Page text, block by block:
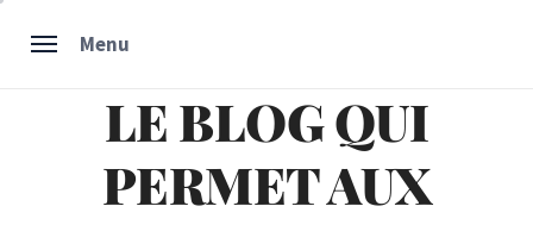
Menu
LE BLOG QUI
PERMET AUX